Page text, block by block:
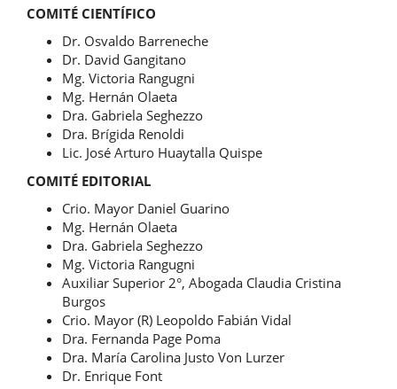
COMITÉ CIENTÍFICO
Dr. Osvaldo Barreneche
Dr. David Gangitano
Mg. Victoria Rangugni
Mg. Hernán Olaeta
Dra. Gabriela Seghezzo
Dra. Brígida Renoldi
Lic. José Arturo Huaytalla Quispe
COMITÉ EDITORIAL
Crio. Mayor Daniel Guarino
Mg. Hernán Olaeta
Dra. Gabriela Seghezzo
Mg. Victoria Rangugni
Auxiliar Superior 2°, Abogada Claudia Cristina
Burgos
Crio. Mayor (R) Leopoldo Fabián Vidal
Dra. Fernanda Page Poma
Dra. María Carolina Justo Von Lurzer
Dr. Enrique Font